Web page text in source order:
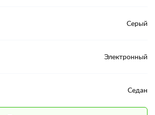
Серый
Электронный
Седан